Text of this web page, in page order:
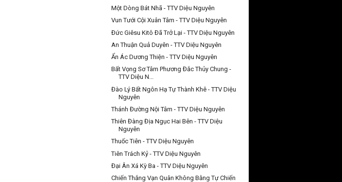
Một Dòng Bát Nhã - TTV Diệu Nguyên
Vun Tưới Cội Xuân Tâm - TTV Diệu Nguyên
Đức Giêsu Kitô Đã Trở Lại - TTV Diệu Nguyên
An Thuận Quả Duyên - TTV Diệu Nguyên
Ẩn Ác Dương Thiện - TTV Diệu Nguyên
Bất Vọng Sơ Tâm Phương Đắc Thủy Chung -
TTV Diệu N...
Đào Lý Bất Ngôn Hạ Tự Thành Khê - TTV Diệu
Nguyên
Thánh Đường Nội Tâm - TTV Diệu Nguyên
Thiên Đàng Địa Ngục Hai Bên - TTV Diệu
Nguyên
Thuốc Tiên - TTV Diệu Nguyên
Tiên Trách Kỷ - TTV Diệu Nguyên
Đại Ân Xá Kỳ Ba - TTV Diệu Nguyên
Chiến Thắng Vạn Quân Không Bằng Tự Chiến